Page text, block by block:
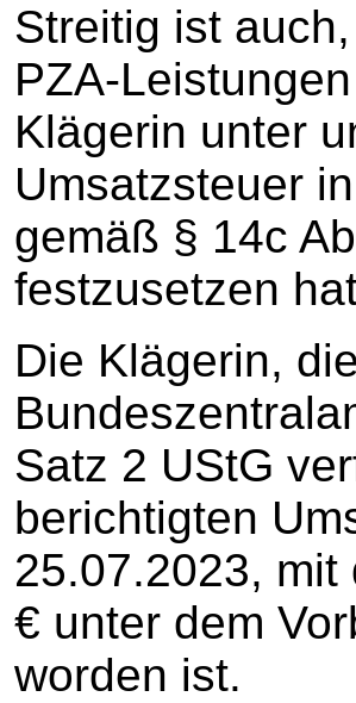
Streitig ist
PZA-
Klägerin unter
Umsatzsteuer
gemäß § 14c
festzusetzen
Die Klägerin,
Satz 2 UStG
berichtigten
25.07.2023,
€ unter dem
worden ist.